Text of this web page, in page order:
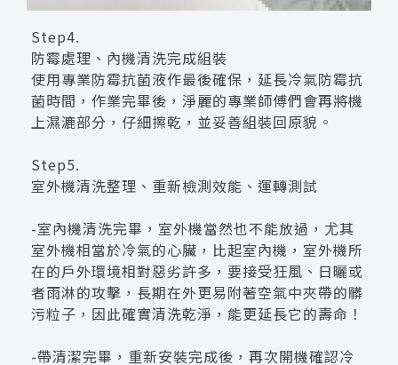
Step4.
防霉處理、內機清洗完成組裝
使用專業防霉抗菌液作最後確保，延長冷氣防霉抗
菌時間，作業完畢後，淨麗的專業師傅們會再將機
上濕漉部分，仔細擦乾，並妥善組裝回原貌。
Step5.
室外機清洗整理、重新檢測效能、運轉測試
-室內機清洗完畢，室外機當然也不能放過，尤其
室外機相當於冷氣的心臟，比起室內機，室外機所
在的戶外環境相對惡劣許多，要接受狂風、日曬或
者雨淋的攻擊，長期在外更易附著空氣中夾帶的髒
污粒子，因此確實清洗乾淨，能更延長它的壽命！
-帶清潔完畢，重新安裝完成後，再次開機確認冷